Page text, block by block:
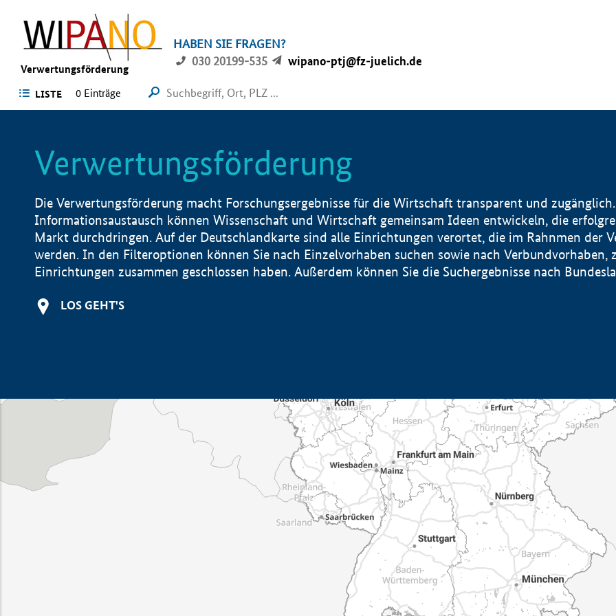
Verwertungsförderung
HABEN SIE FRAGEN?
030 20199-535
wipano-ptj@fz-juelich.de
LISTE 0 Einträge
Verwertungsförderung
Die Verwertungsförderung macht Forschungsergebnisse für die Wirtschaft transparent und
Informationsaustausch können Wissenschaft und Wirtschaft gemeinsam Ideen entwickeln, die
Markt durchdringen. Auf der Deutschlandkarte sind alle Einrichtungen verortet, die im Rahnmen der
werden. In den Filteroptionen können Sie nach Einzelvorhaben suchen sowie nach Verbundvorhaben,
Einrichtungen zusammen geschlossen haben. Außerdem können Sie die Suchergebnisse nach
LOS GEHT'S